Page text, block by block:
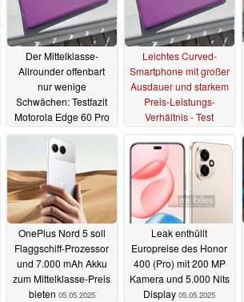
Der Mittelklasse-
Allrounder offenbart
nur wenige
Schwächen: Testfazit
Motorola Edge 60 Pro
07.07.2025
Leichtes Curved-
Smartphone mit großer
Ausdauer und starkem
Preis-Leistungs-
Verhältnis - Test
03.07.2025
OnePlus Nord 5 soll
Flaggschiff-Prozessor
und 7.000 mAh Akku
zum Mittelklasse-Preis
bieten 05.05.2025
Leak enthüllt
Europreise des Honor
400 (Pro) mit 200 MP
Kamera und 5.000 Nits
Display 05.05.2025